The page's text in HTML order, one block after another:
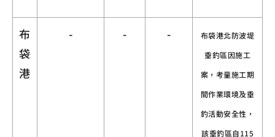
布
袋
港
- - -
布袋港北防波堤
垂釣區因施工
案，考量施工期
間作業環境及垂
釣活動安全性，
該垂釣區自115